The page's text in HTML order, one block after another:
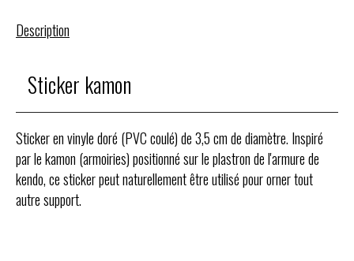
Description
Sticker kamon
Sticker en vinyle doré (PVC coulé) de 3,5 cm de diamètre. Inspiré
par le kamon (armoiries) positionné sur le plastron de l'armure de
kendo, ce sticker peut naturellement être utilisé pour orner tout
autre support.